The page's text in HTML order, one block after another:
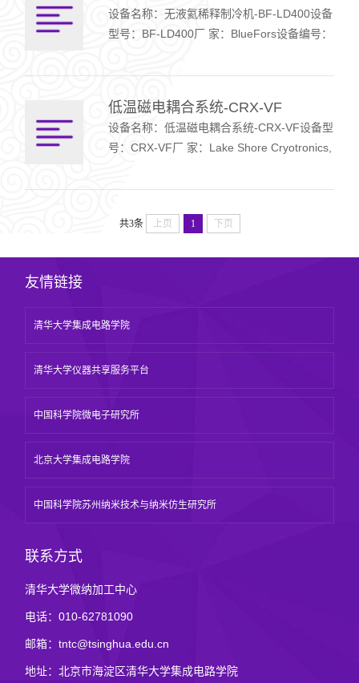
设备名称：无液氦稀释制冷机-BF-LD400设备
型号：BF-LD400厂 家：BlueFors设备编号：
介：为芯片测试提供可控的低温条件。设备性
低温磁电耦合系统-CRX-VF
设备名称：低温磁电耦合系统-CRX-VF设备型
号：CRX-VF厂 家：Lake Shore Cryotronics,
量设备功能简介：为芯片测试提供可控的低…
共3条 上页 1 下页
友情链接
清华大学集成电路学院
清华大学仪器共享服务平台
中国科学院微电子研究所
北京大学集成电路学院
中国科学院苏州纳米技术与纳米仿生研究所
联系方式
清华大学微纳加工中心
电话：010-62781090
邮箱：tntc@tsinghua.edu.cn
地址：北京市海淀区清华大学集成电路学院